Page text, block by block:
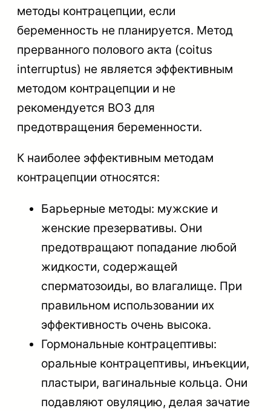
методы контрацепции, если
беременность не планируется. Метод
прерванного полового акта (coitus
interruptus) не является эффективным
методом контрацепции и не
рекомендуется ВОЗ для
предотвращения беременности.
К наиболее эффективным методам
контрацепции относятся:
Барьерные методы: мужские и
женские презервативы. Они
предотвращают попадание любой
жидкости, содержащей
сперматозоиды, во влагалище. При
правильном использовании их
эффективность очень высока.
Гормональные контрацептивы:
оральные контрацептивы, инъекции,
пластыри, вагинальные кольца. Они
подавляют овуляцию, делая зачатие